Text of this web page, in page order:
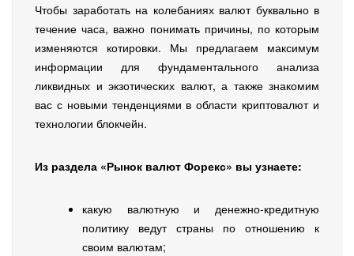
Чтобы заработать на колебаниях валют буквально в
течение часа, важно понимать причины, по которым
изменяются котировки. Мы предлагаем максимум
информации для фундаментального анализа
ликвидных и экзотических валют, а также знакомим
вас с новыми тенденциями в области криптовалют и
технологии блокчейн.
Из раздела «Рынок валют Форекс» вы узнаете:
какую валютную и денежно-кредитную
политику ведут страны по отношению к
своим валютам;